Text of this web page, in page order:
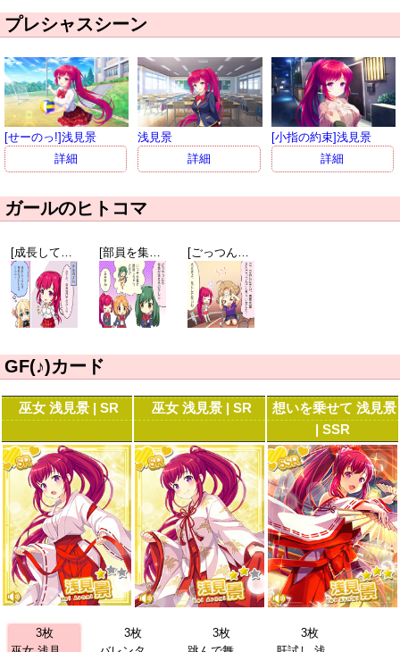
プレシャスシーン
[せーのっ!]浅見景
詳細
浅見景
詳細
[小指の約束]浅見景
詳細
ガールのヒトコマ
[成長してるのは…]浅見景 [部員を集める方法]九重忍 [ごっつんこ]成瀬まなみ
GF(♪)カード
巫女 浅見景 | SR 巫女 浅見景 | SR
想いを乗せて 浅見景
| SSR
3枚
3枚
3枚
3枚